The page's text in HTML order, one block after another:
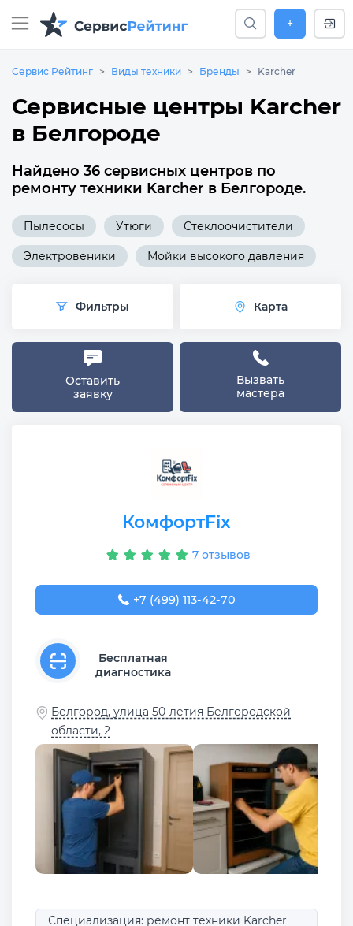
+
Сервис Рейтинг Виды техники Бренды Karcher
Сервисные центры Karcher
в Белгороде
Найдено 36 сервисных центров по
ремонту техники Karcher в Белгороде.
Пылесосы Утюги Стеклоочистители
Электровеники Мойки высокого давления
Фильтры Карта
Оставить
заявку
Вызвать
мастера
КомфортFix
7 отзывов
+7 (499) 113-42-70
Бесплатная
диагностика
Белгород, улица 50-летия Белгородской
области, 2
Специализация: ремонт техники Karcher